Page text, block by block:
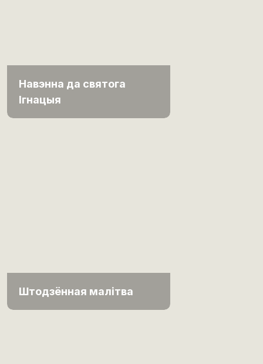
Навэнна да святога
Ігнацыя
Штодзённая малітва